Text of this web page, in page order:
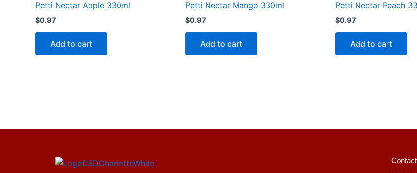
Petti Nectar Apple 330ml
$0.97
Add to cart
Petti Nectar Mango 330ml
$0.97
Add to cart
Petti Nectar Peach
$0.97
Add to cart